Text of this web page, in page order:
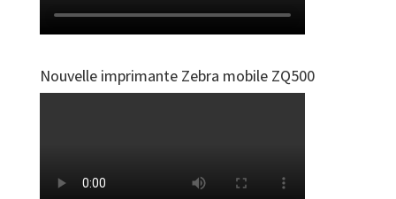
Nouvelle imprimante Zebra mobile ZQ500